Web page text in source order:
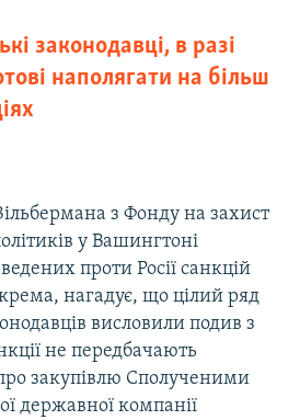
законодавці, в разі
наполягати на більш
з Фонду на захист
у Вашингтоні
проти Росії санкцій
нагадує, що цілий ряд
висловили подив з
не передбачають
закупівлю Сполученими
державної компанії